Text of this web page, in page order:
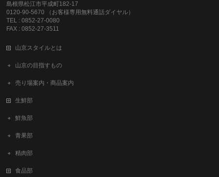
島根県松江市平成町182-17
0120-90-5670 （お客様専用無料通話ダイヤル）
TEL : 0852-27-0080
FAX : 0852-27-3511
山京スタイルとは
山京の目指すもの
売り場案内・商品案内
生鮮部
鮮魚部
青果部
精肉部
食品部